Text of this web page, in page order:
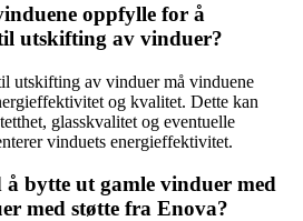
oppfylle for å
utskifting av vinduer?
utskifting av vinduer må vinduene
og kvalitet. Dette kan
glasskvalitet og eventuelle
vinduets energieffektivitet.
å bytte ut gamle vinduer med
med støtte fra Enova?